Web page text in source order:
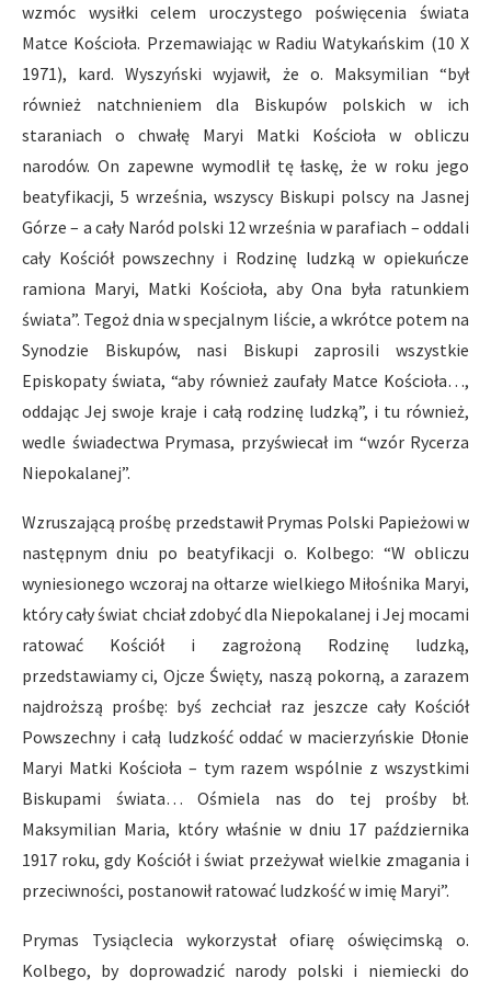
wzmóc wysiłki celem uroczystego poświęcenia świata
Matce Kościoła. Przemawiając w Radiu Watykańskim (10 X
1971), kard. Wyszyński wyjawił, że o. Maksymilian “był
również natchnieniem dla Biskupów polskich w ich
staraniach o chwałę Maryi Matki Kościoła w obliczu
narodów. On zapewne wymodlił tę łaskę, że w roku jego
beatyfikacji, 5 września, wszyscy Biskupi polscy na Jasnej
Górze – a cały Naród polski 12 września w parafiach – oddali
cały Kościół powszechny i Rodzinę ludzką w opiekuńcze
ramiona Maryi, Matki Kościoła, aby Ona była ratunkiem
świata”. Tegoż dnia w specjalnym liście, a wkrótce potem na
Synodzie Biskupów, nasi Biskupi zaprosili wszystkie
Episkopaty świata, “aby również zaufały Matce Kościoła…,
oddając Jej swoje kraje i całą rodzinę ludzką”, i tu również,
wedle świadectwa Prymasa, przyświecał im “wzór Rycerza
Niepokalanej”.
Wzruszającą prośbę przedstawił Prymas Polski Papieżowi w
następnym dniu po beatyfikacji o. Kolbego: “W obliczu
wyniesionego wczoraj na ołtarze wielkiego Miłośnika Maryi,
który cały świat chciał zdobyć dla Niepokalanej i Jej mocami
ratować Kościół i zagrożoną Rodzinę ludzką,
przedstawiamy ci, Ojcze Święty, naszą pokorną, a zarazem
najdroższą prośbę: byś zechciał raz jeszcze cały Kościół
Powszechny i całą ludzkość oddać w macierzyńskie Dłonie
Maryi Matki Kościoła – tym razem wspólnie z wszystkimi
Biskupami świata… Ośmiela nas do tej prośby bł.
Maksymilian Maria, który właśnie w dniu 17 października
1917 roku, gdy Kościół i świat przeżywał wielkie zmagania i
przeciwności, postanowił ratować ludzkość w imię Maryi”.
Prymas Tysiąclecia wykorzystał ofiarę oświęcimską o.
Kolbego, by doprowadzić narody polski i niemiecki do